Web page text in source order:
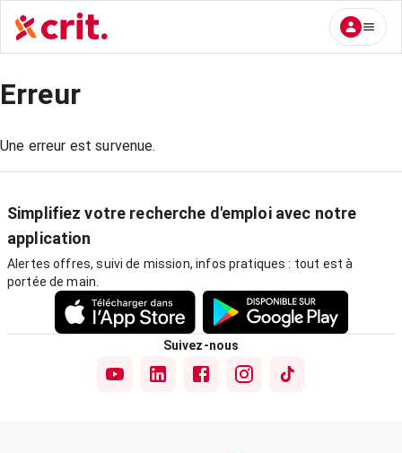
Erreur
Une erreur est survenue.
Simplifiez votre recherche d'emploi avec notre
application
Alertes offres, suivi de mission, infos pratiques : tout est à
portée de main.
Suivez-nous